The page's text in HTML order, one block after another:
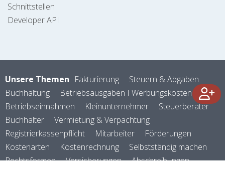
Schnittstellen
Developer API
Unsere Themen Fakturierung
Steuern & Abgaben
Buchhaltung
Betriebsausgaben I Werbungskosten
Betriebseinnahmen
Kleinunternehmer
Steuerberater
Buchhalter
Vermietung & Verpachtung
Registrierkassenpflicht
Mitarbeiter
Förderungen
Kostenarten
Kostenrechnung
Selbstständig machen
Rechtsformen
Versicherungen
Abschreibungen